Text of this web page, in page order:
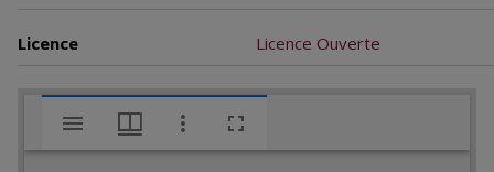
Licence Licence Ouverte
V